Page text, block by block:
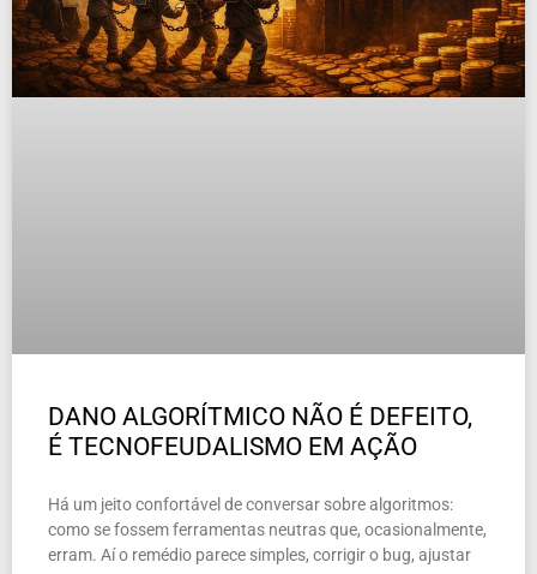
DANO ALGORÍTMICO NÃO É DEFEITO,
É TECNOFEUDALISMO EM AÇÃO
Há um jeito confortável de conversar sobre algoritmos:
como se fossem ferramentas neutras que, ocasionalmente,
erram. Aí o remédio parece simples, corrigir o bug, ajustar